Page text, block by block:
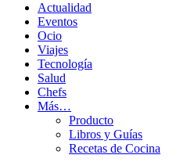
Actualidad
Eventos
Ocio
Viajes
Tecnología
Salud
Chefs
Más…
Producto
Libros y Guías
Recetas de Cocina